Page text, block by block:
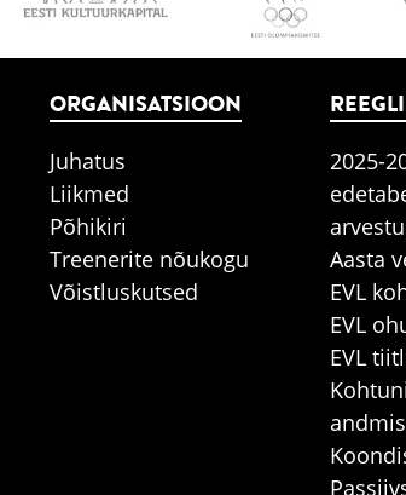
ORGANISATSIOON
Juhatus
Liikmed
Põhikiri
Treenerite nõukogu
Võistluskutsed
2025-
Aasta
EVL
EVL
EVL